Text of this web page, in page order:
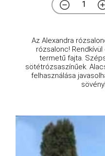
Az Alexandra
rózsalonc!
termetű fajta.
sötétrózsaszínűek.
felhasználása